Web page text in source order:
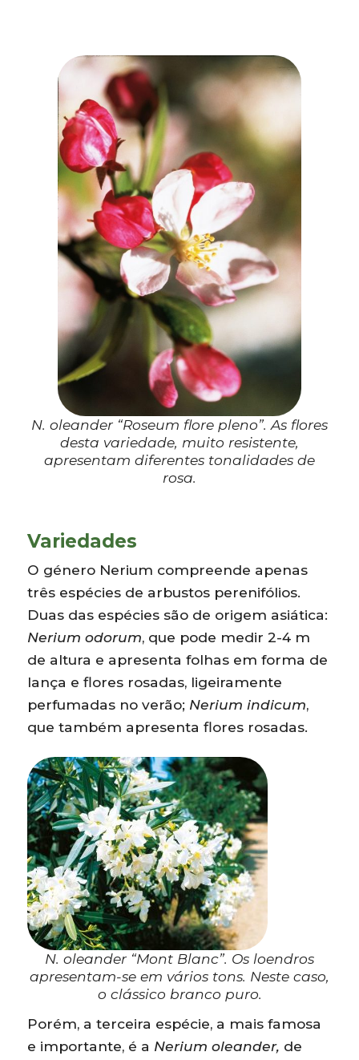
N. oleander “Roseum flore pleno”. As flores
desta variedade, muito resistente,
apresentam diferentes tonalidades de
rosa.
Variedades
O género Nerium compreende apenas
três espécies de arbustos perenifólios.
Duas das espécies são de origem asiática:
Nerium odorum, que pode medir 2-4 m
de altura e apresenta folhas em forma de
lança e flores rosadas, ligeiramente
perfumadas no verão; Nerium indicum,
que também apresenta flores rosadas.
N. oleander “Mont Blanc”. Os loendros
apresentam-se em vários tons. Neste caso,
o clássico branco puro.
Porém, a terceira espécie, a mais famosa
e importante, é a Nerium oleander, de